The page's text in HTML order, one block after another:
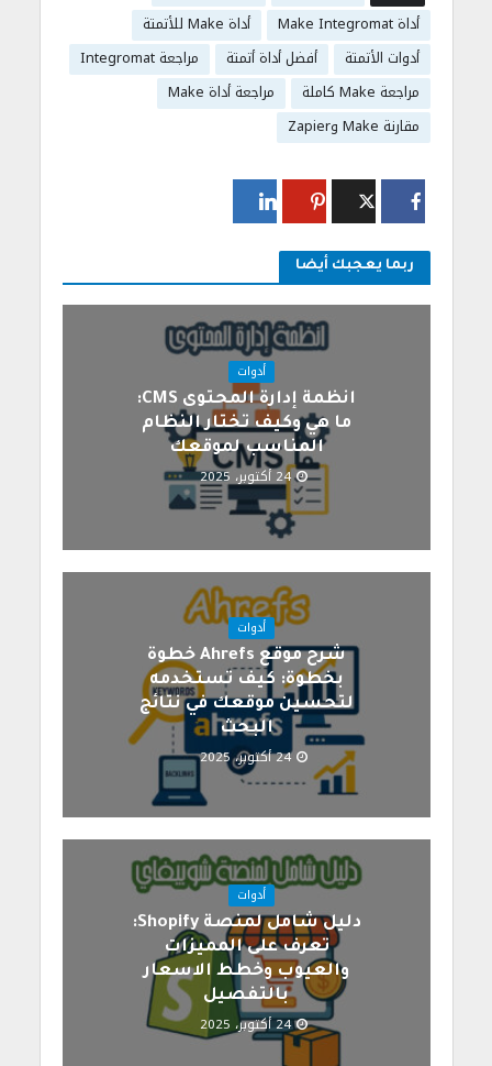
أداة Make Integromat
أداة Make للأتمتة
أدوات الأتمتة
أفضل أداة أتمتة
مراجعة Integromat
مراجعة Make كاملة
مراجعة أداة Make
مقارنة Make وZapier
ربما يعجبك أيضا
أدوات
انظمة إدارة المحتوى CMS:
ما هي وكيف تختار النظام
المناسب لموقعك
24 أكتوبر، 2025
أدوات
شرح موقع Ahrefs خطوة
بخطوة: كيف تستخدمه
لتحسين موقعك في نتائج
البحث
24 أكتوبر، 2025
أدوات
دليل شامل لمنصة Shopify:
تعرف على المميزات
والعيوب وخطط الاسعار
بالتفصيل
24 أكتوبر، 2025